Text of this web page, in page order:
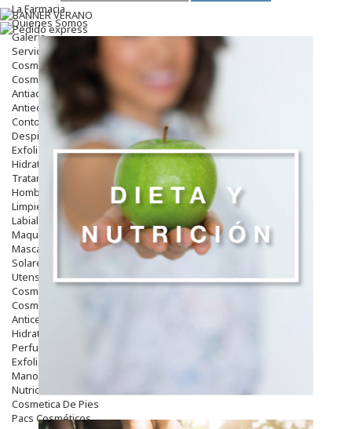
La Farmacia
Quienes Somos
Galeria
Servicios
Cosmética
Cosmética Facial
Antiacné
Antiedad
Contorno De Ojos
Despigmentantes
Exfoliantes
Hidratantes
Tratamientos De Noche
Hombre
Limpieza
Labiales
Maquillajes Y Color
Mascarillas
Solares
Utensilios
Cosmética Capilar
Cosmética Corporal
Anticelulíticos
Hidratantes Corporales
Perfumes Y Colonias
Exfoliantes Corporales
Manos Y Uñas
Nutricosmética
Cosmetica De Pies
Pacs Cosméticos